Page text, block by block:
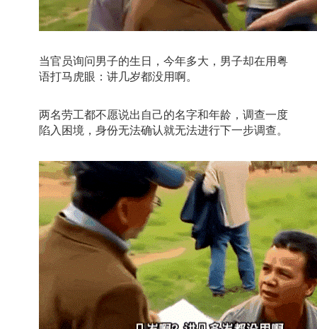
当官员询问男子的生日，今年多大，男子却在用粤
语打马虎眼：讲几岁都没用啊。
两名劳工都不愿说出自己的名字和年龄，调查一度
陷入困境，身份无法确认就无法进行下一步调查。